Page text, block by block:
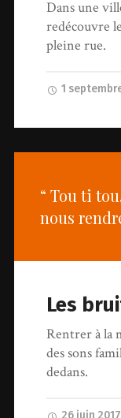
Dans une
redécouvre
pleine rue.
1
“ Tou ti
nous
Les
Rentrer à la
des sons
dedans.